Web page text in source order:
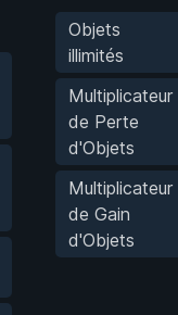
Objets
illimités
Multiplicateur
de Perte
d'Objets
Multiplicateur
de Gain
d'Objets